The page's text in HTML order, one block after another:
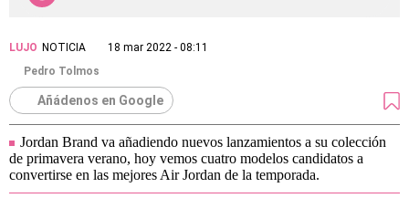
LUJO NOTICIA
18 mar 2022 - 08:11
Pedro Tolmos
Añádenos en Google
Jordan Brand va añadiendo nuevos lanzamientos a su colección
de primavera verano, hoy vemos cuatro modelos candidatos a
convertirse en las mejores Air Jordan de la temporada.